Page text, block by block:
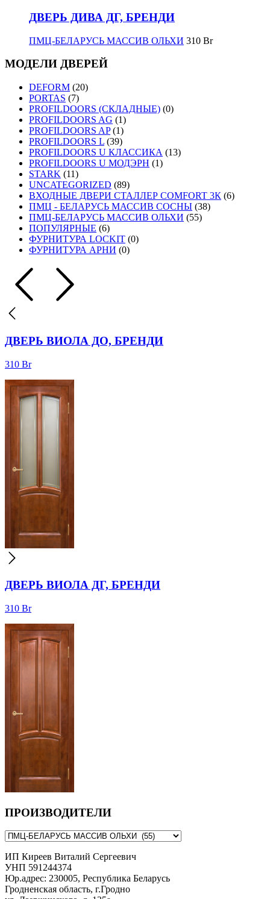
ДВЕРЬ ДИВА ДГ, БРЕНДИ
ПМЦ-БЕЛАРУСЬ МАССИВ ОЛЬХИ 310 Br
МОДЕЛИ ДВЕРЕЙ
DEFORM (20)
PORTAS (7)
PROFILDOORS (СКЛАДНЫЕ) (0)
PROFILDOORS AG (1)
PROFILDOORS AP (1)
PROFILDOORS L (39)
PROFILDOORS U КЛАССИКА (13)
PROFILDOORS U МОДЭРН (1)
STARK (11)
UNCATEGORIZED (89)
ВХОДНЫЕ ДВЕРИ СТАЛЛЕР COMFORT 3К (6)
ПМЦ - БЕЛАРУСЬ МАССИВ СОСНЫ (38)
ПМЦ-БЕЛАРУСЬ МАССИВ ОЛЬХИ (55)
ПОПУЛЯРНЫЕ (6)
ФУРНИТУРА LOCKIT (0)
ФУРНИТУРА АРНИ (0)
ДВЕРЬ ВИОЛА ДО, БРЕНДИ
310 Br
ДВЕРЬ ВИОЛА ДГ, БРЕНДИ
310 Br
ПРОИЗВОДИТЕЛИ
ИП Киреев Виталий Сергеевич
УНП 591244374
Юр.адрес: 230005, Республика Беларусь
Гродненская область, г.Гродно